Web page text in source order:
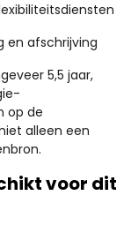
en afschrijving
5,5 jaar,
op de
alleen een
voor dit